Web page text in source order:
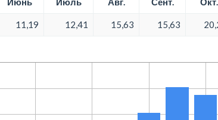
11,19 12,41 15,63 15,63